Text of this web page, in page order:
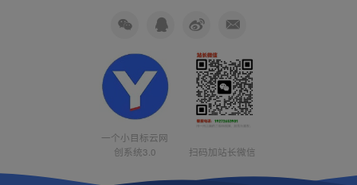
一个小目标云网
创系统3.0
扫码加站长微信